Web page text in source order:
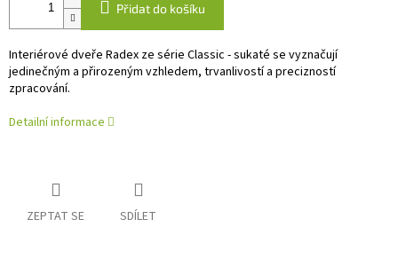
Přidat do košíku
Interiérové dveře Radex ze série Classic - sukaté se vyznačují
jedinečným a přirozeným vzhledem, trvanlivostí a precizností
zpracování.
Detailní informace
ZEPTAT SE SDÍLET